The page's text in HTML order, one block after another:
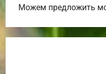
Можем предложить